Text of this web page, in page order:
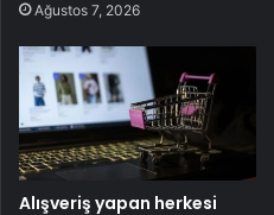
Ağustos 7, 2026
Alışveriş yapan herkesi